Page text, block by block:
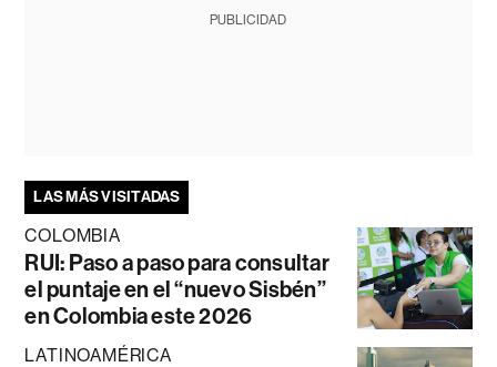
PUBLICIDAD
LAS MÁS VISITADAS
COLOMBIA
RUI: Paso a paso para consultar
el puntaje en el “nuevo Sisbén”
en Colombia este 2026
LATINOAMÉRICA